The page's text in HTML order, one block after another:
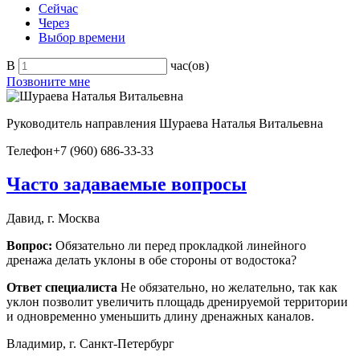
Сейчас
Через
Выбор времени
В
час(ов)
Позвоните мне
Руководитель направления Шураева Наталья Витальевна
Телефон+7 (960) 686-33-33
Часто задаваемые вопросы
Давид, г. Москва
Вопрос: Обязательно ли перед прокладкой линейного
дренажа делать уклоны в обе стороны от водостока?
Ответ специалиста Не обязательно, но желательно, так как
уклон позволит увеличить площадь дренируемой территории
и одновременно уменьшить длину дренажных каналов.
Владимир, г. Санкт-Петербург